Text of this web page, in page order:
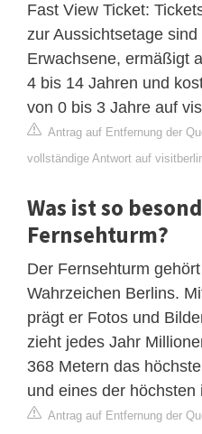
Fast View Ticket:
zur Aussichtsetage
Erwachsene, ermäßigt
4 bis 14 Jahren und
von 0 bis 3 Jahre auf
Antrag auf Entfernung der
vollständige Antwort auf
Was ist so
Fernsehturm?
Der Fernsehturm
Wahrzeichen Berlins.
prägt er Fotos und
zieht jedes Jahr
368 Metern das
und eines der höchsten
Antrag auf Entfernung der